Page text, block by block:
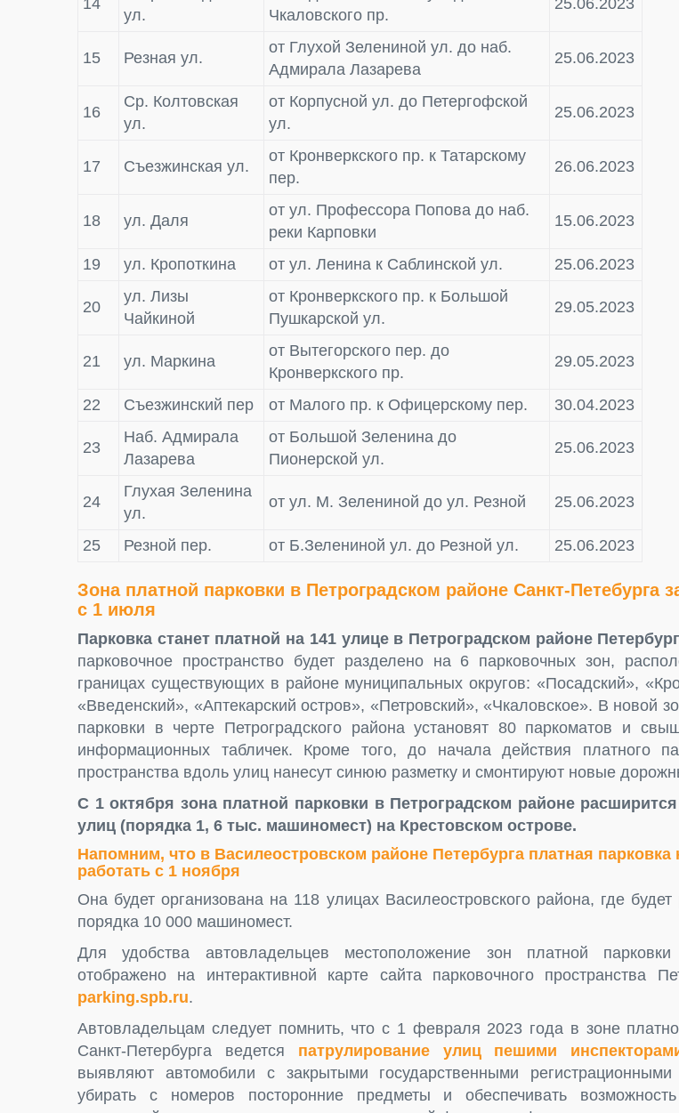
14
ул.
Чкаловского пр.
25.06.2023
15 Резная ул.
от Глухой Зелениной ул. до наб.
Адмирала Лазарева
25.06.2023
16
Ср. Колтовская
ул.
от Корпусной ул. до Петергофской
ул.
25.06.2023
17 Съезжинская ул.
от Кронверкского пр. к Татарскому
пер.
26.06.2023
18 ул. Даля
от ул. Профессора Попова до наб.
реки Карповки
15.06.2023
19 ул. Кропоткина от ул. Ленина к Саблинской ул. 25.06.2023
20
ул. Лизы
Чайкиной
от Кронверкского пр. к Большой
Пушкарской ул.
29.05.2023
21 ул. Маркина
от Вытегорского пер. до
Кронверкского пр.
29.05.2023
22 Съезжинский пер от Малого пр. к Офицерскому пер. 30.04.2023
23
Наб. Адмирала
Лазарева
от Большой Зеленина до
Пионерской ул.
25.06.2023
24
Глухая Зеленина
ул.
от ул. М. Зелениной до ул. Резной 25.06.2023
25 Резной пер. от Б.Зелениной ул. до Резной ул. 25.06.2023
Зона платной парковки в Петроградском районе Санкт-Петебурга
с 1 июля
Парковка станет платной на 141 улице в Петроградском районе
парковочное пространство будет разделено на 6 парковочных зон,
границах существующих в районе муниципальных округов: «Посадский»,
«Введенский», «Аптекарский остров», «Петровский», «Чкаловское». В новой
парковки в черте Петроградского района установят 80 паркоматов и
информационных табличек. Кроме того, до начала действия платного
пространства вдоль улиц нанесут синюю разметку и смонтируют новые
С 1 октября зона платной парковки в Петроградском районе
улиц (порядка 1, 6 тыс. машиномест) на Крестовском острове.
Напомним, что в Василеостровском районе Петербурга платная парковка
работать с 1 ноября
Она будет организована на 118 улицах Василеостровского района, где
порядка 10 000 машиномест.
Для удобства автовладельцев местоположение зон платной
отображено на интерактивной карте сайта парковочного пространства
parking.spb.ru.
Автовладельцам следует помнить, что с 1 февраля 2023 года в зоне
Санкт-Петербурга ведется патрулирование улиц пешими
выявляют автомобили с закрытыми государственными
убирать с номеров посторонние предметы и обеспечивать